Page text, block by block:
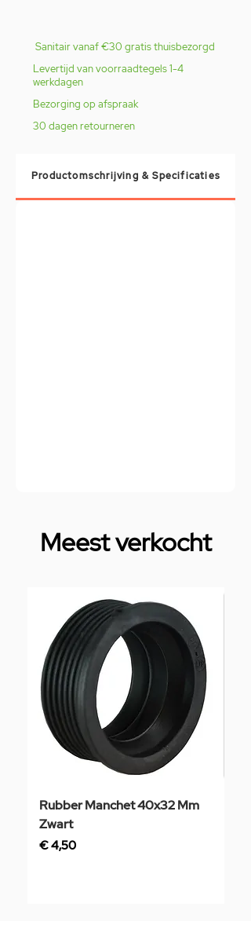
Sanitair vanaf €30 gratis thuisbezorgd
Levertijd van voorraadtegels 1-4
werkdagen
Bezorging op afspraak
30 dagen retourneren
Productomschrijving & Specificaties
Meest verkocht
Rubber Manchet 40x32 Mm
Zwart
Prijs
€ 4,50